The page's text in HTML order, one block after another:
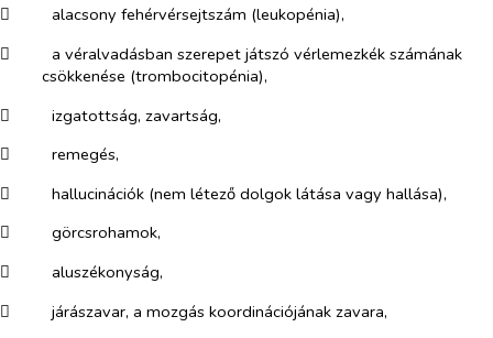
​
alacsony fehérvérsejtszám (leukopénia),
​
a véralvadásban szerepet játszó vérlemezkék számának
csökkenése (trombocitopénia),
​
izgatottság, zavartság,
​
remegés,
​
hallucinációk (nem létező dolgok látása vagy hallása),
​
görcsrohamok,
​
aluszékonyság,
​
járászavar, a mozgás koordinációjának zavara,